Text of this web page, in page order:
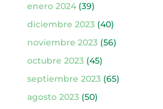
enero 2024(39)
diciembre 2023(40)
noviembre 2023(56)
octubre 2023(45)
septiembre 2023(65)
agosto 2023(50)